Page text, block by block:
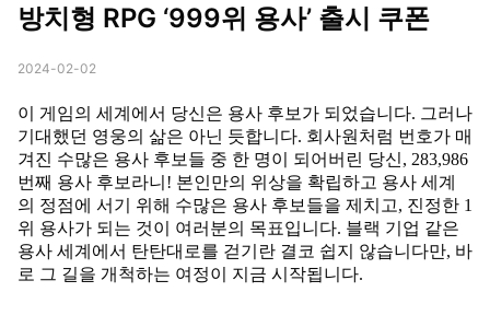
방치형 RPG ‘999위 용사’ 출시 쿠폰
2024-02-02
이 게임의 세계에서 당신은 용사 후보가 되었습니다. 그러나
기대했던 영웅의 삶은 아닌 듯합니다. 회사원처럼 번호가 매
겨진 수많은 용사 후보들 중 한 명이 되어버린 당신, 283,986
번째 용사 후보라니! 본인만의 위상을 확립하고 용사 세계
의 정점에 서기 위해 수많은 용사 후보들을 제치고, 진정한 1
위 용사가 되는 것이 여러분의 목표입니다. 블랙 기업 같은
용사 세계에서 탄탄대로를 걷기란 결코 쉽지 않습니다만, 바
로 그 길을 개척하는 여정이 지금 시작됩니다.